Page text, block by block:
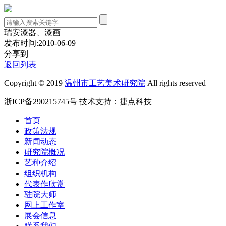
瑞安漆器、漆画
发布时间:2010-06-09
分享到
返回列表
Copyright © 2019 温州市工艺美术研究院 All rights reserved
浙ICP备290215745号 技术支持： 捷点科技
首页
政策法规
新闻动态
研究院概况
艺种介绍
组织机构
代表作欣赏
驻院大师
网上工作室
展会信息